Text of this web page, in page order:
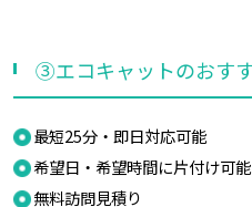
③エコキャットのおす
最短25分・即日対応可能
希望日・希望時間に片付け可能
無料訪問見積り